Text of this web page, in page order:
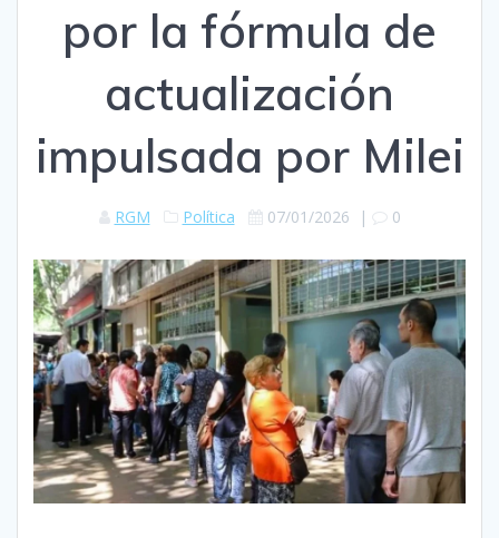
por la fórmula de
actualización
impulsada por Milei
RGM Política 07/01/2026 | 0